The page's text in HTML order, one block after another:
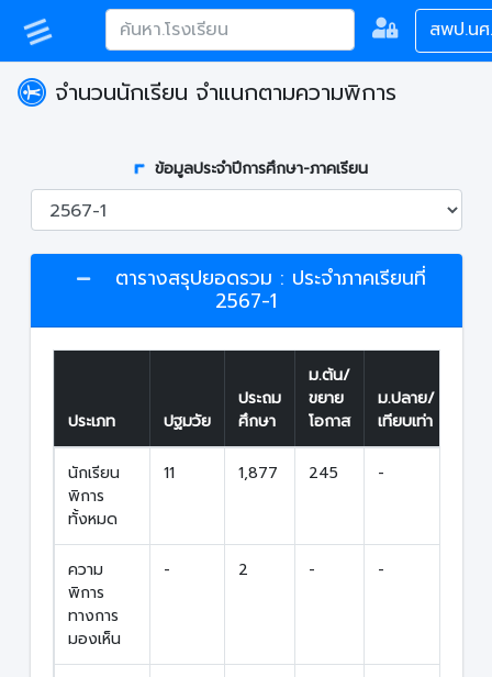
สพป.น
จำนวนนักเรียน จำแนกตามความพิการ
ข้อมูลประจำปีการศึกษา-ภาคเรียน
ตารางสรุปยอดรวม : ประจำภาคเรียนที่
2567-1
ประเภท ปฐมวัย
ประถม
ศึกษา
ม.ต้น/
ขยาย
โอกาส
ม.ปลาย/
เทียบเท่า
นักเรียน
พิการ
ทั้งหมด
11 1,877 245 -
ความ
พิการ
ทางการ
มองเห็น
- 2 - -